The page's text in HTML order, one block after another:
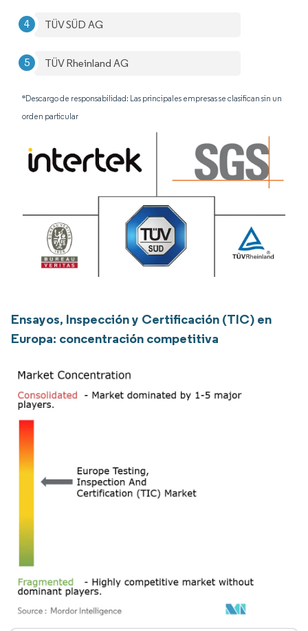
TÜV SÜD AG
TÜV Rheinland AG
*Descargo de responsabilidad: Las principales empresas se clasifican sin un
orden particular
Ensayos, Inspección y Certificación (TIC) en
Europa: concentración competitiva